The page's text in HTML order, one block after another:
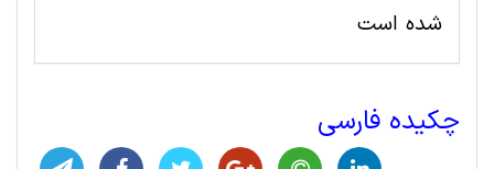
شده است
چکیده فارسی